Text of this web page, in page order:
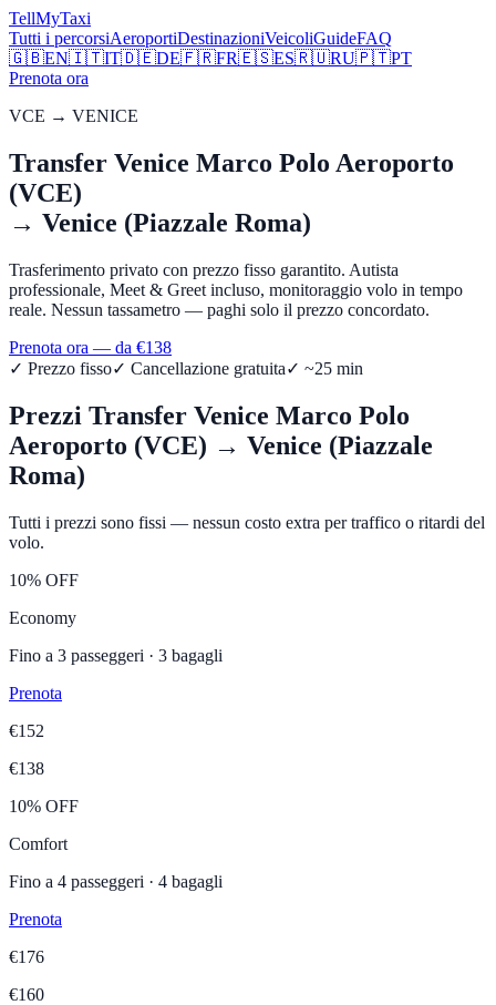
TellMyTaxi
Tutti i percorsiAeroportiDestinazioniVeicoliGuideFAQ
🇬🇧EN🇮🇹IT🇩🇪DE🇫🇷FR🇪🇸ES🇷🇺RU🇵🇹PT
Prenota ora
VCE → VENICE
Transfer Venice Marco Polo Aeroporto
(VCE)
→ Venice (Piazzale Roma)
Trasferimento privato con prezzo fisso garantito. Autista
professionale, Meet & Greet incluso, monitoraggio volo in tempo
reale. Nessun tassametro — paghi solo il prezzo concordato.
Prenota ora — da €138
✓ Prezzo fisso✓ Cancellazione gratuita✓ ~25 min
Prezzi Transfer Venice Marco Polo
Aeroporto (VCE) → Venice (Piazzale
Roma)
Tutti i prezzi sono fissi — nessun costo extra per traffico o ritardi del
volo.
10% OFF
Economy
Fino a 3 passeggeri · 3 bagagli
Prenota
€152
€138
10% OFF
Comfort
Fino a 4 passeggeri · 4 bagagli
Prenota
€176
€160